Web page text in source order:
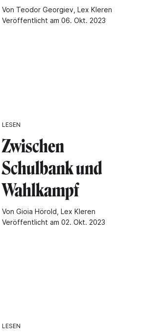
Von Teodor Georgiev, Lex Kleren
Veröffentlicht am 06. Okt. 2023
LESEN
Zwischen
Schulbank und
Wahlkampf
Von Gioia Hörold, Lex Kleren
Veröffentlicht am 02. Okt. 2023
LESEN